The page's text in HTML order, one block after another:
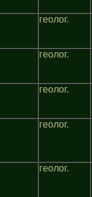
геолог.
геолог.
геолог.
геолог.
геолог.